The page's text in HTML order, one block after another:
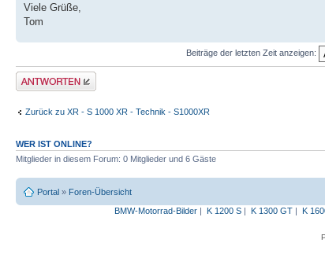
Viele Grüße,
Tom
Beiträge der letzten Zeit anzeigen:
Antwort erstellen
Zurück zu XR - S 1000 XR - Technik - S1000XR
WER IST ONLINE?
Mitglieder in diesem Forum: 0 Mitglieder und 6 Gäste
Portal » Foren-Übersicht
BMW-Motorrad-Bilder| K 1200 S| K 1300 GT| K